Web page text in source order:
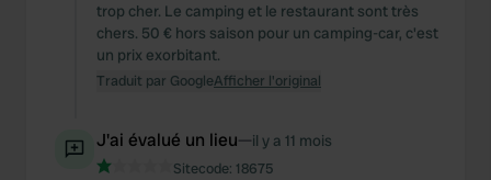
trop cher. Le camping et le restaurant sont très
chers. 50 € hors saison pour un camping-car, c'est
un prix exorbitant.
Traduit par GoogleAfficher l'original
J'ai évalué un lieu—il y a 11 mois
Sitecode: 18675